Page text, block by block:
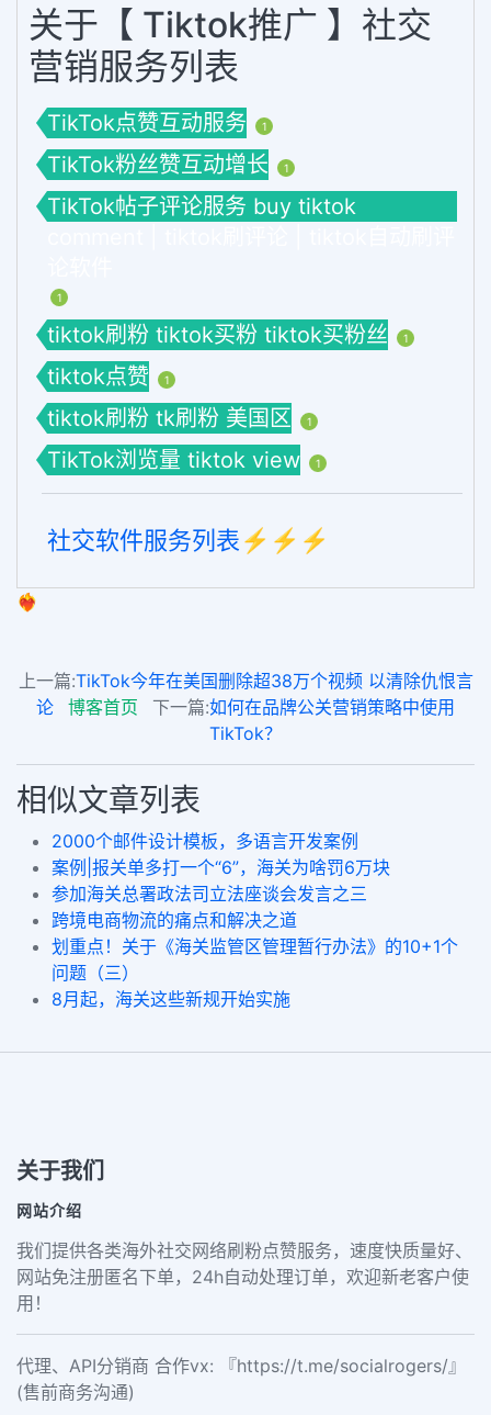
关于【 Tiktok推广 】社交
营销服务列表
TikTok点赞互动服务 1
TikTok粉丝赞互动增长 1
TikTok帖子评论服务 buy tiktok
1
tiktok刷粉 tiktok买粉 tiktok买粉丝 1
tiktok点赞 1
tiktok刷粉 tk刷粉 美国区 1
TikTok浏览量 tiktok view 1
社交软件服务列表⚡️⚡️⚡️
❤️‍🔥
上一篇:TikTok今年在美国删除超38万个视频 以清除仇恨言
论
博客首页 下一篇:如何在品牌公关营销策略中使用
TikTok？
相似文章列表
2000个邮件设计模板，多语言开发案例
案例|报关单多打一个“6”，海关为啥罚6万块
参加海关总署政法司立法座谈会发言之三
跨境电商物流的痛点和解决之道
划重点！关于《海关监管区管理暂行办法》的10+1个
问题（三）
8月起，海关这些新规开始实施
关于我们
网站介绍
我们提供各类海外社交网络刷粉点赞服务，速度快质量好、
网站免注册匿名下单，24h自动处理订单，欢迎新老客户使
用！
代理、API分销商 合作vx: 『https://t.me/socialrogers/』
(售前商务沟通)